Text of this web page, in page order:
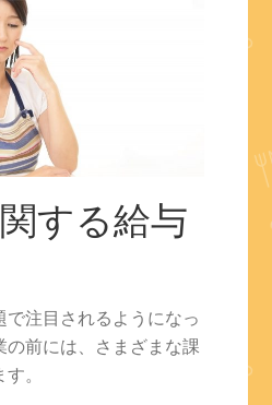
する給与
注目されるようになっ
の前には、さまざまな課
。